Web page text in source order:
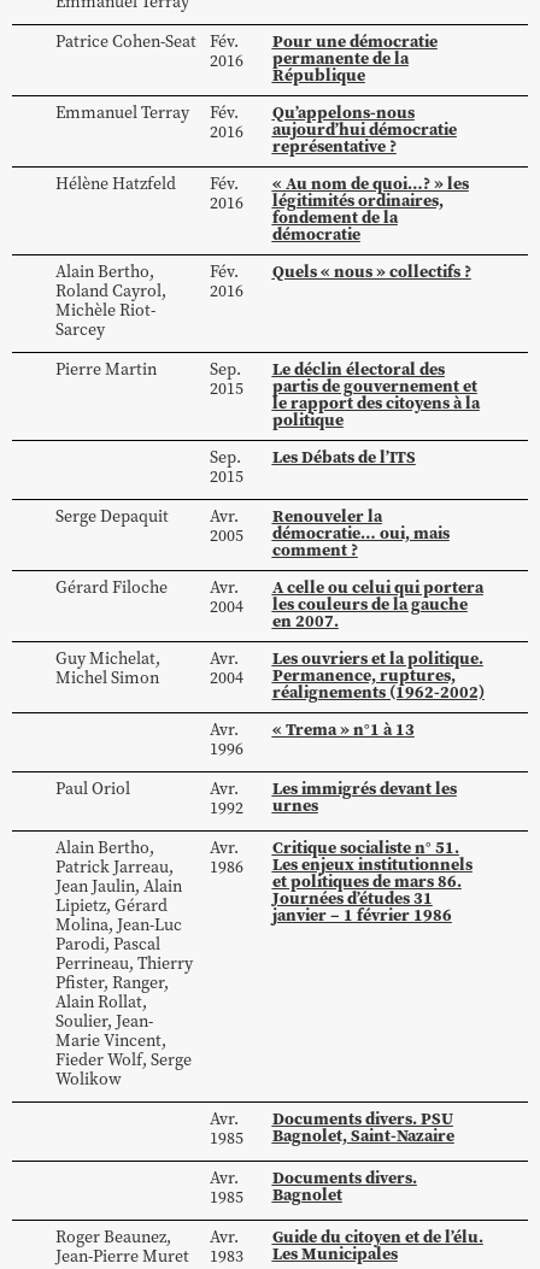
PatriceCohen-Seat Fév.
2016
Pour une démocratie
permanente de la
République
EmmanuelTerray
Fév.
2016
Qu’appelons-nous
aujourd’hui démocratie
représentative ?
HélèneHatzfeld
Fév.
2016
« Au nom de quoi…? » les
légitimités ordinaires,
fondement de la
démocratie
AlainBertho,
RolandCayrol,
MichèleRiot-
Sarcey
Fév.
2016
Quels « nous » collectifs ?
PierreMartin
Sep.
2015
Le déclin électoral des
partis de gouvernement et
le rapport des citoyens à la
politique
Sep.
2015
Les Débats de l’ITS
SergeDepaquit
Avr.
2005
Renouveler la
démocratie… oui, mais
comment ?
GérardFiloche
Avr.
2004
A celle ou celui qui portera
les couleurs de la gauche
en 2007.
GuyMichelat,
MichelSimon
Avr.
2004
Les ouvriers et la politique.
Permanence, ruptures,
réalignements (1962-2002)
Avr.
1996
« Trema » n°1 à 13
PaulOriol
Avr.
1992
Les immigrés devant les
urnes
AlainBertho,
PatrickJarreau,
JeanJaulin, Alain
Lipietz, Gérard
Molina, Jean-Luc
Parodi, Pascal
Perrineau, Thierry
Pfister, Ranger,
AlainRollat,
Soulier, Jean-
MarieVincent,
FiederWolf, Serge
Wolikow
Avr.
1986
Critique socialiste n° 51.
Les enjeux institutionnels
et politiques de mars 86.
Journées d’études 31
janvier – 1 février 1986
Avr.
1985
Documents divers. PSU
Bagnolet, Saint-Nazaire
Avr.
1985
Documents divers.
Bagnolet
RogerBeaunez,
Jean-PierreMuret
Avr.
1983
Guide du citoyen et de l’élu.
Les Municipales